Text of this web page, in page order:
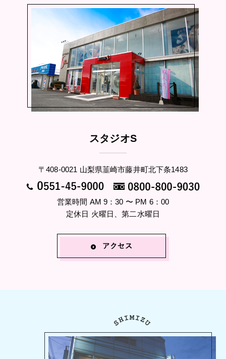
スタジオS
〒408-0021 山梨県韮崎市藤井町北下条1483
営業時間 AM 9：30 〜 PM 6：00
定休日 火曜日、第二水曜日